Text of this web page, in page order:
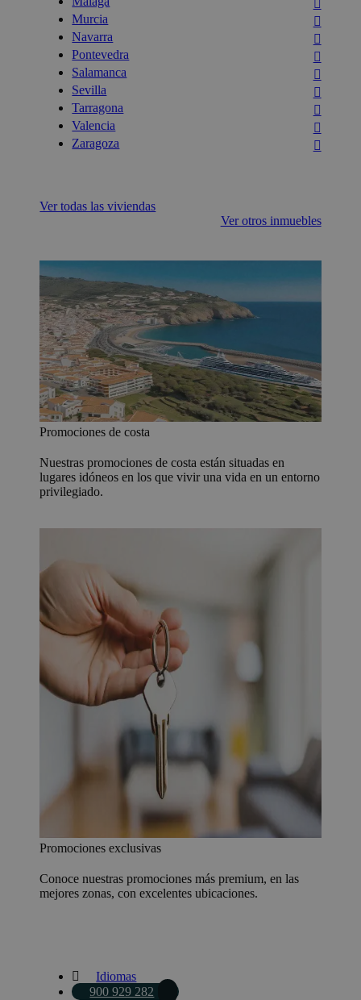
Murcia
Navarra
Pontevedra
Salamanca
Sevilla
Tarragona
Valencia
Zaragoza
Ver todas las viviendas
Ver otros inmuebles
Promociones de costa
Nuestras promociones de costa están situadas en
lugares idóneos en los que vivir una vida en un entorno
privilegiado.
Promociones exclusivas
Conoce nuestras promociones más premium, en las
mejores zonas, con excelentes ubicaciones.
Idiomas
900 929 282